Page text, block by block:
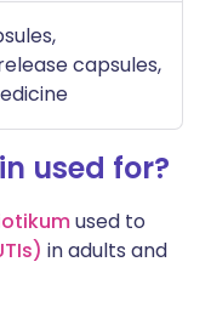
capsules,
used for?
used to
in adults and